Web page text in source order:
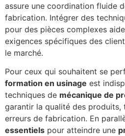
assure une coordination fluide
fabrication. Intégrer des
pour des pièces complexes
exigences spécifiques des
le marché.
Pour ceux qui souhaitent se
formation en usinage est
techniques de mécanique de
garantir la qualité des produits,
erreurs de fabrication. En
essentiels pour atteindre une